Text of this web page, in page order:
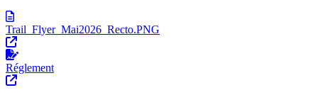
Trail_Flyer_Mai2026_Recto.PNG
Réglement